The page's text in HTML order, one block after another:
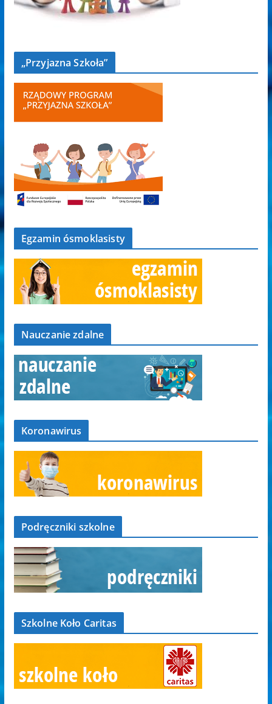
„Przyjazna Szkoła”
Egzamin ósmoklasisty
Nauczanie zdalne
Koronawirus
Podręczniki szkolne
Szkolne Koło Caritas